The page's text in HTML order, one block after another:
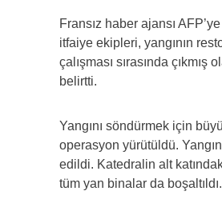
Fransız haber ajansı
itfaiye ekipleri, yangının
çalışması sırasında çıkmış
belirtti.
Yangını söndürmek için
operasyon yürütüldü.
edildi. Katedralin alt
tüm yan binalar da boşaltıldı.